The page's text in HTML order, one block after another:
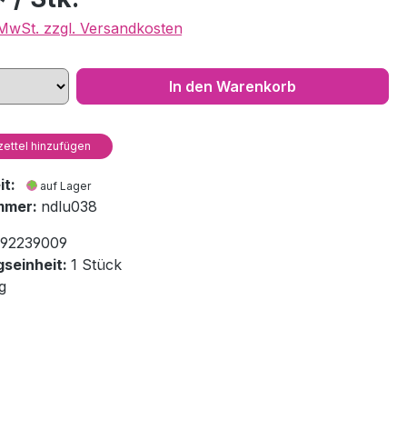
zzgl. Versandkosten
In den Warenkorb
hinzufügen
auf Lager
ndlu038
1 Stück